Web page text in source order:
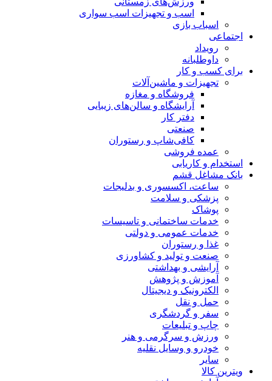
اسب و تجهیزات اسب سواری
اسباب‌ بازی
اجتماعی
رویداد
داوطلبانه
برای کسب و کار
تجهیزات و ماشین‌آلات
فروشگاه و مغازه
آرایشگاه و سالن‌های زیبایی
دفتر کار
صنعتی
کافی‌شاپ و رستوران
عمده فروشی
استخدام و کاریابی
بانک مشاغل قشم
ساعت، اکسسوری و بدلیجات
پزشکی و سلامت
پوشاک
خدمات ساختمانی و تاسیسات
خدمات عمومی و دولتی
غذا و رستوران
صنعت و تولید و کشاورزی
آرایشی و بهداشتی
آموزش و پژوهش
الکترونیک و دیجیتال
حمل و نقل
سفر و گردشگری
چاپ و تبلیعات
ورزش و سرگرمی و هنر
خودرو و وسایل نقلیه
سایر
ویترین کالا